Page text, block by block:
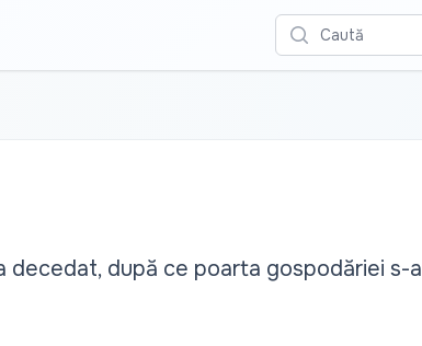
Caută
decedat, după ce poarta gospodăriei s-a